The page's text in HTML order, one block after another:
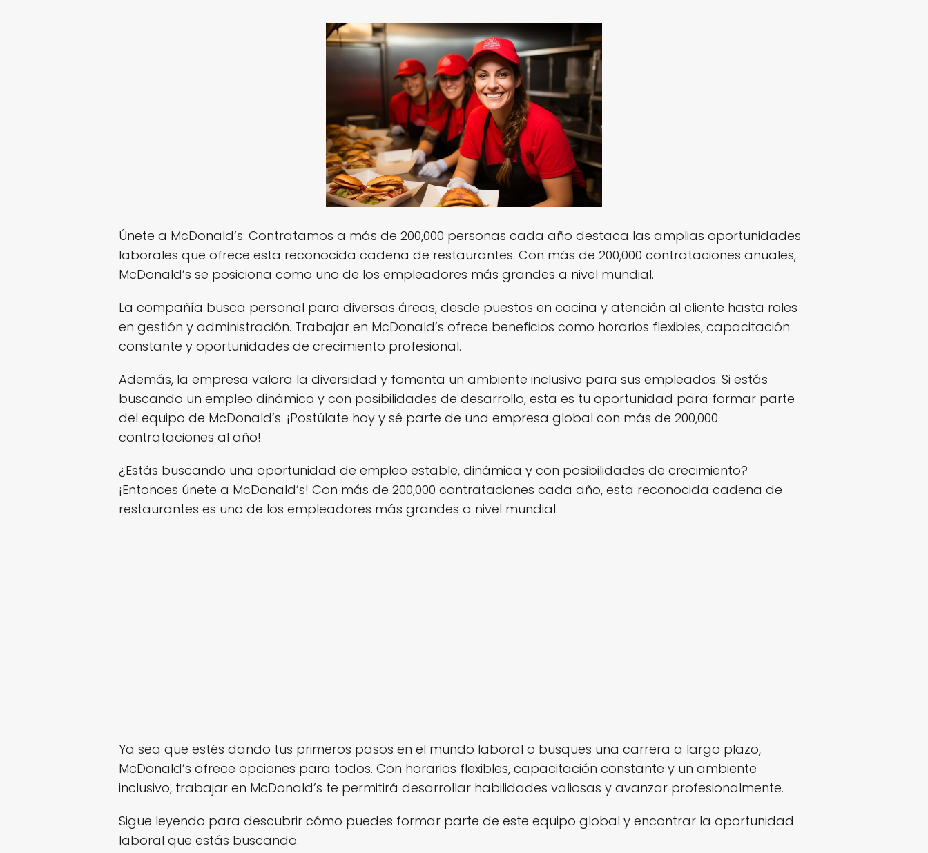
Únete a McDonald’s: Contratamos a más de 200,000 personas cada año destaca las amplias oportunidades
laborales que ofrece esta reconocida cadena de restaurantes. Con más de 200,000 contrataciones anuales,
McDonald’s se posiciona como uno de los empleadores más grandes a nivel mundial.
La compañía busca personal para diversas áreas, desde puestos en cocina y atención al cliente hasta roles
en gestión y administración. Trabajar en McDonald’s ofrece beneficios como horarios flexibles, capacitación
constante y oportunidades de crecimiento profesional.
Además, la empresa valora la diversidad y fomenta un ambiente inclusivo para sus empleados. Si estás
buscando un empleo dinámico y con posibilidades de desarrollo, esta es tu oportunidad para formar parte
del equipo de McDonald’s. ¡Postúlate hoy y sé parte de una empresa global con más de 200,000
contrataciones al año!
¿Estás buscando una oportunidad de empleo estable, dinámica y con posibilidades de crecimiento?
¡Entonces únete a McDonald’s! Con más de 200,000 contrataciones cada año, esta reconocida cadena de
restaurantes es uno de los empleadores más grandes a nivel mundial.
Ya sea que estés dando tus primeros pasos en el mundo laboral o busques una carrera a largo plazo,
McDonald’s ofrece opciones para todos. Con horarios flexibles, capacitación constante y un ambiente
inclusivo, trabajar en McDonald’s te permitirá desarrollar habilidades valiosas y avanzar profesionalmente.
Sigue leyendo para descubrir cómo puedes formar parte de este equipo global y encontrar la oportunidad
laboral que estás buscando.